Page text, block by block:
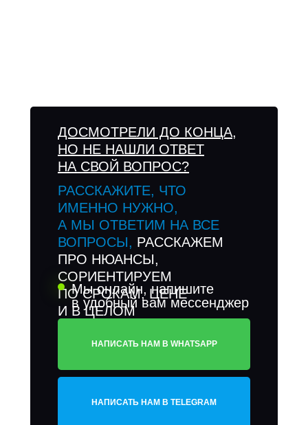
РАССКАЖИТЕ, ЧТО
ИМЕННО НУЖНО,
А МЫ ОТВЕТИМ НА ВСЕ
ВОПРОСЫ, РАССКАЖЕМ
ПРО НЮАНСЫ,
СОРИЕНТИРУЕМ
ПО СРОКАМ, ЦЕНЕ
И В ЦЕЛОМ
ДОСМОТРЕЛИ ДО КОНЦА,
НО НЕ НАШЛИ ОТВЕТ
НА СВОЙ ВОПРОС?
Мы онлайн, напишите
в удобный вам мессенджер
НАПИСАТЬ НАМ В WHATSAPP
НАПИСАТЬ НАМ В TELEGRAM